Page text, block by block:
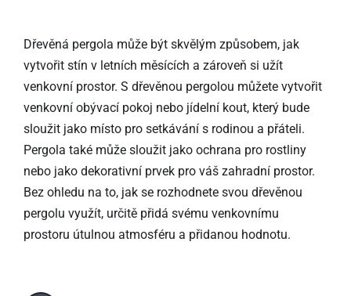
Dřevěná pergola může být skvělým způsobem, jak
vytvořit stín v letních měsících a zároveň si užít
venkovní prostor. S dřevěnou pergolou můžete vytvořit
venkovní obývací pokoj nebo jídelní kout, který bude
sloužit jako místo pro setkávání s rodinou a přáteli.
Pergola také může sloužit jako ochrana pro rostliny
nebo jako dekorativní prvek pro váš zahradní prostor.
Bez ohledu na to, jak se rozhodnete svou dřevěnou
pergolu využít, určitě přidá svému venkovnímu
prostoru útulnou atmosféru a přidanou hodnotu.